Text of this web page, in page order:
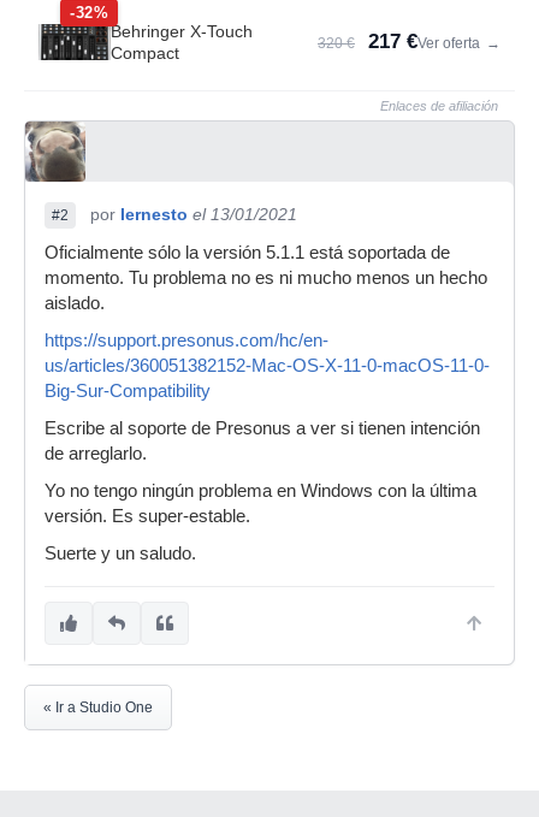
-32%
Behringer X-Touch
Compact
320 € 217 €Ver oferta →
Enlaces de afiliación
#2 por Iernesto el 13/01/2021
Oficialmente sólo la versión 5.1.1 está soportada de
momento. Tu problema no es ni mucho menos un hecho
aislado.
https://support.presonus.com/hc/en-
us/articles/360051382152-Mac-OS-X-11-0-macOS-11-0-
Big-Sur-Compatibility
Escribe al soporte de Presonus a ver si tienen intención
de arreglarlo.
Yo no tengo ningún problema en Windows con la última
versión. Es super-estable.
Suerte y un saludo.
« Ir a Studio One